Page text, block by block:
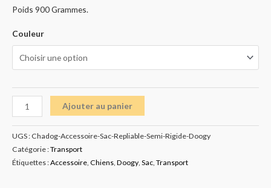
Poids 900 Grammes.
Couleur
Ajouter au panier
UGS : Chadog-Accessoire-Sac-Repliable-Semi-Rigide-Doogy
Catégorie :Transport
Étiquettes :Accessoire, Chiens, Doogy, Sac, Transport